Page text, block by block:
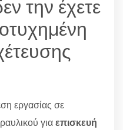
την έχετε
εργασίας σε
γιαεπισκευή